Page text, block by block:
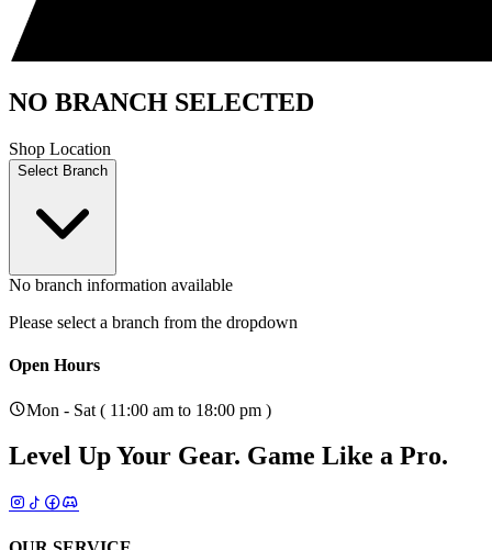
NO BRANCH SELECTED
Shop Location
Select Branch
No branch information available
Please select a branch from the dropdown
Open Hours
Mon - Sat ( 11:00 am to 18:00 pm )
Level Up Your Gear. Game Like a Pro.